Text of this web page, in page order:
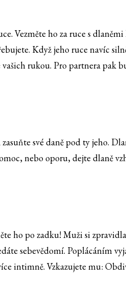
Vezměte ho za ruce s dlaněmi
Když jeho ruce navíc
rukou. Pro partnera pak
své daně pod ty jeho.
nebo oporu, dejte dlaně
ho po zadku! Muži si
sebevědomí. Poplácáním
intimně. Vzkazujete mu: